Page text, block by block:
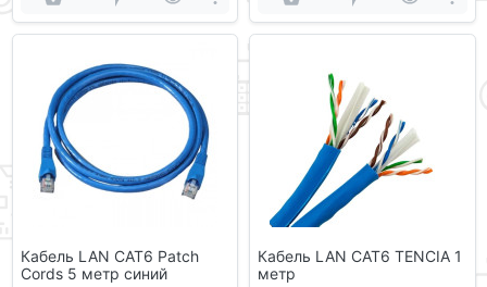
Кабель LAN CAT6 Patch
Cords 5 метр синий
Кабель LAN CAT6 TENCIA 1
метр